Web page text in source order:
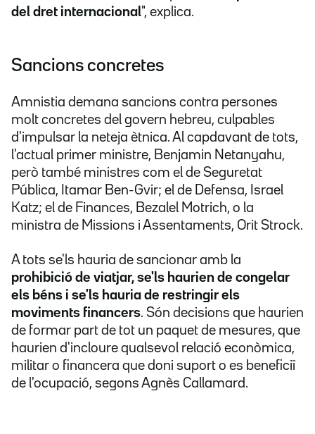
del dret internacional", explica.
Sancions concretes
Amnistia demana sancions contra persones
molt concretes del govern hebreu, culpables
d'impulsar la neteja ètnica. Al capdavant de tots,
l'actual primer ministre, Benjamin Netanyahu,
però també ministres com el de Seguretat
Pública, Itamar Ben-Gvir; el de Defensa, Israel
Katz; el de Finances, Bezalel Motrich, o la
ministra de Missions i Assentaments, Orit Strock.
A tots se'ls hauria de sancionar amb la
prohibició de viatjar, se'ls haurien de congelar
els béns i se'ls hauria de restringir els
moviments financers. Són decisions que haurien
de formar part de tot un paquet de mesures, que
haurien d'incloure qualsevol relació econòmica,
militar o financera que doni suport o es beneficiï
de l'ocupació, segons Agnès Callamard.